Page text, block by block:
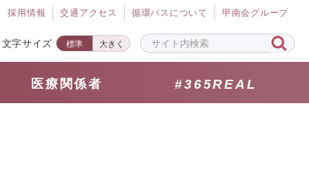
採⽤情報 交通アクセス 循環バスについて 甲南会グループ
文字サイズ 標準 大きく
医療関係者 #365REAL